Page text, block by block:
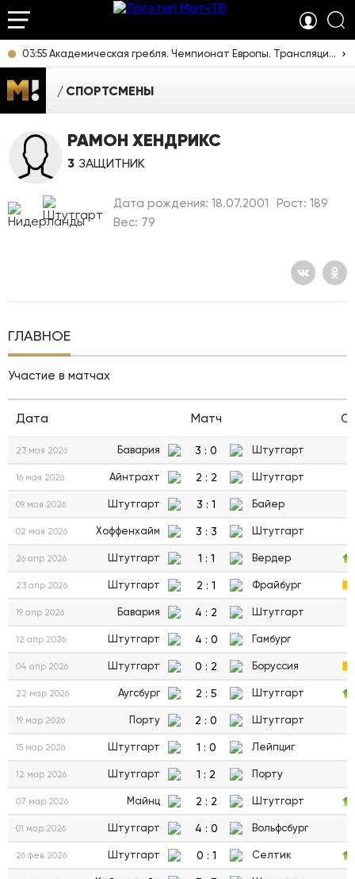
03:55 Академическая гребля. Чемпионат Европы. Трансляция из Италии [6+]
СПОРТСМЕНЫ
РАМОН ХЕНДРИКС
3 ЗАЩИТНИК
Дата рождения: 18.07.2001
Рост: 189
Вес: 79
ГЛАВНОЕ
Участие в матчах
Дата Матч
23 мая 2026 Бавария 3 : 0 Штутгарт
16 мая 2026 Айнтрахт 2 : 2 Штутгарт
09 мая 2026 Штутгарт 3 : 1 Байер
02 мая 2026 Хоффенхайм 3 : 3 Штутгарт
26 апр 2026 Штутгарт 1 : 1 Вердер
23 апр 2026 Штутгарт 2 : 1 Фрайбург
19 апр 2026 Бавария 4 : 2 Штутгарт
12 апр 2026 Штутгарт 4 : 0 Гамбург
04 апр 2026 Штутгарт 0 : 2 Боруссия
22 мар 2026 Аугсбург 2 : 5 Штутгарт
19 мар 2026 Порту 2 : 0 Штутгарт
15 мар 2026 Штутгарт 1 : 0 Лейпциг
12 мар 2026 Штутгарт 1 : 2 Порту
07 мар 2026 Майнц 2 : 2 Штутгарт
01 мар 2026 Штутгарт 4 : 0 Вольфсбург
26 фев 2026 Штутгарт 0 : 1 Селтик